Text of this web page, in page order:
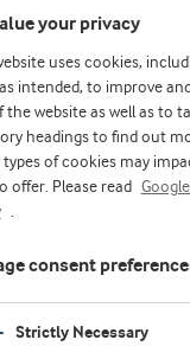
com
qualidade nutricional
outros
your privacy
uses cookies,
intended, to improve
the website as well as to
headings to find out
types of cookies may
offer. Please read
.
consent
Strictly Necessary